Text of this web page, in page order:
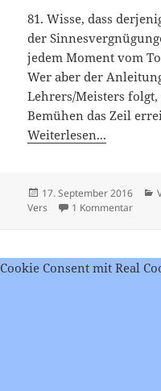
81. Wisse, dass
der
jedem Moment vom
Wer aber der
Lehrers/Meisters
Bemühen das Zeil
Weiterlesen...
Veröffentlicht
am
17. September 2016
Vers
1 Kommentarzu
Cookie Consent mit Real